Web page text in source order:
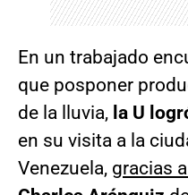
En un trabajado
que posponer
de la lluvia, la U
en su visita a la
Venezuela, gracias